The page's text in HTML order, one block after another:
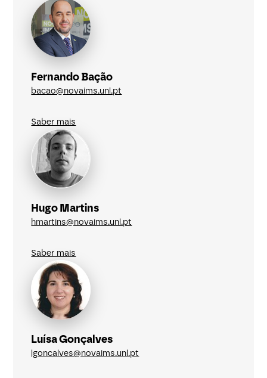
Fernando Bação
bacao@novaims.unl.pt
Saber mais
Hugo Martins
hmartins@novaims.unl.pt
Saber mais
Luísa Gonçalves
lgoncalves@novaims.unl.pt